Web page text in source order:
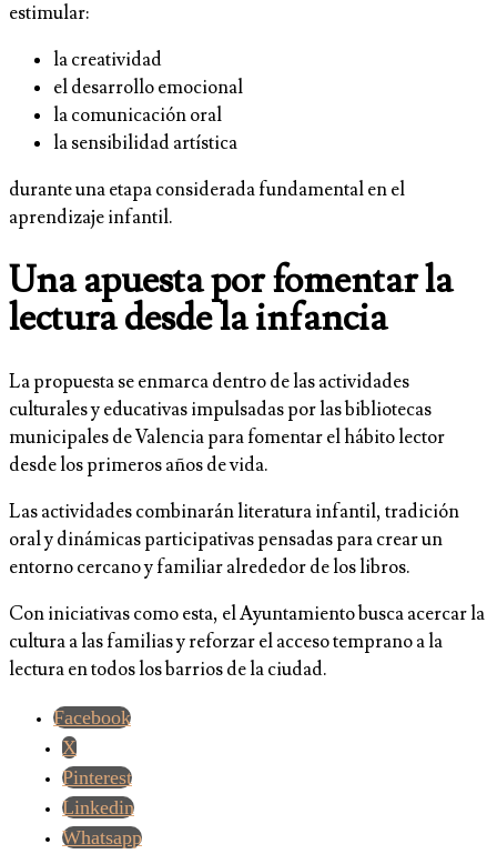
estimular:
la creatividad
el desarrollo emocional
la comunicación oral
la sensibilidad artística
durante una etapa considerada fundamental en el
aprendizaje infantil.
Una apuesta por fomentar la
lectura desde la infancia
La propuesta se enmarca dentro de las actividades
culturales y educativas impulsadas por las bibliotecas
municipales de Valencia para fomentar el hábito lector
desde los primeros años de vida.
Las actividades combinarán literatura infantil, tradición
oral y dinámicas participativas pensadas para crear un
entorno cercano y familiar alrededor de los libros.
Con iniciativas como esta, el Ayuntamiento busca acercar la
cultura a las familias y reforzar el acceso temprano a la
lectura en todos los barrios de la ciudad.
Facebook
X
Pinterest
Linkedin
Whatsapp